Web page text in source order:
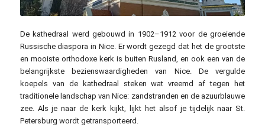
Rémih / commons.wikimedia.org / CC BY-SA 4.0
De kathedraal werd gebouwd in 1902–1912 voor de groeiende
Russische diaspora in Nice. Er wordt gezegd dat het de grootste
en mooiste orthodoxe kerk is buiten Rusland, en ook een van de
belangrijkste bezienswaardigheden van Nice. De vergulde
koepels van de kathedraal steken wat vreemd af tegen het
traditionele landschap van Nice: zandstranden en de azuurblauwe
zee. Als je naar de kerk kijkt, lijkt het alsof je tijdelijk naar St.
Petersburg wordt getransporteerd.